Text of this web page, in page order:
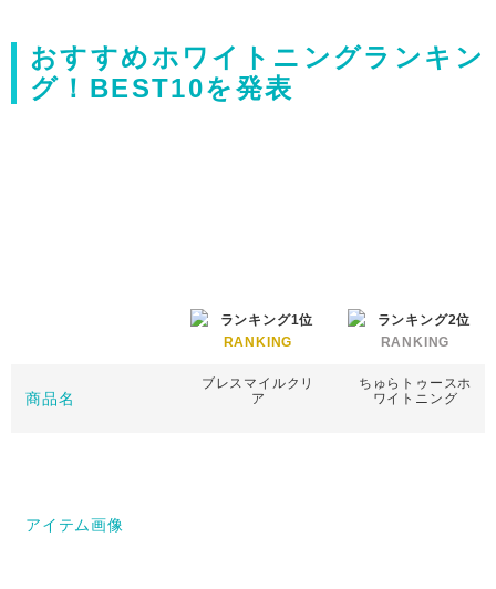
おすすめホワイトニングランキン
グ！BEST10を発表
RANKING RANKING
商品名
ブレスマイルクリ
ア
ちゅらトゥースホ
ワイトニング
アイテム画像